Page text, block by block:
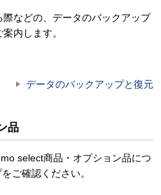
際などの、データのバックアップ
内します。
データのバックアップと復元
品
select商品・オプション品につ
ご確認ください。